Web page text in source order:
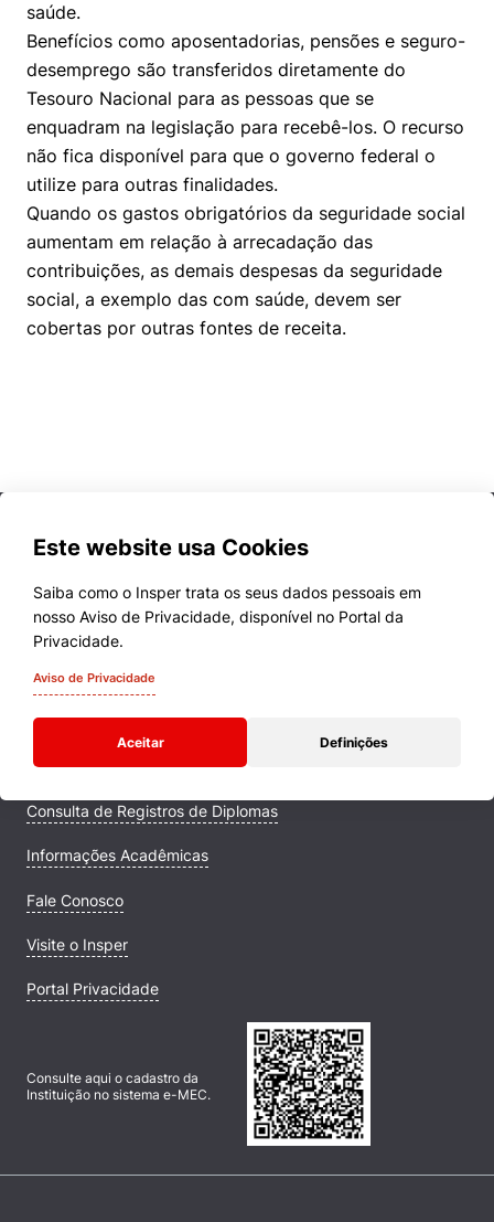
saúde.
Benefícios como aposentadorias, pensões e seguro-
desemprego são transferidos diretamente do
Tesouro Nacional para as pessoas que se
enquadram na legislação para recebê-los. O recurso
não fica disponível para que o governo federal o
utilize para outras finalidades.
Quando os gastos obrigatórios da seguridade social
aumentam em relação à arrecadação das
contribuições, as demais despesas da seguridade
social, a exemplo das com saúde, devem ser
cobertas por outras fontes de receita.
Este website usa Cookies
Saiba como o Insper trata os seus dados pessoais em
nosso Aviso de Privacidade, disponível no Portal da
Privacidade.
Aviso de Privacidade
Aceitar Definições
Cursos
Quem Somos
Comunidade Transforme
Campus
Consulta de Registros de Diplomas
Informações Acadêmicas
Fale Conosco
Visite o Insper
Portal Privacidade
Consulte aqui o cadastro da
Instituição no sistema e-MEC.